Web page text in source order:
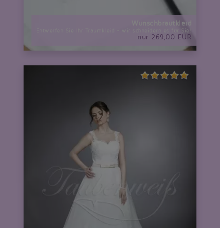
Wunschbrautkleid
Entwerfen Sie Ihr Traumkleid - wir schneidern es für Sie!
nur 269,00 EUR